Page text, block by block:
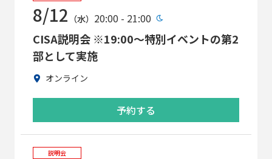
8/12 （水） 20:00 - 21:00
CISA説明会 ※19:00～特別イベントの第2
部として実施
オンライン
予約する
説明会